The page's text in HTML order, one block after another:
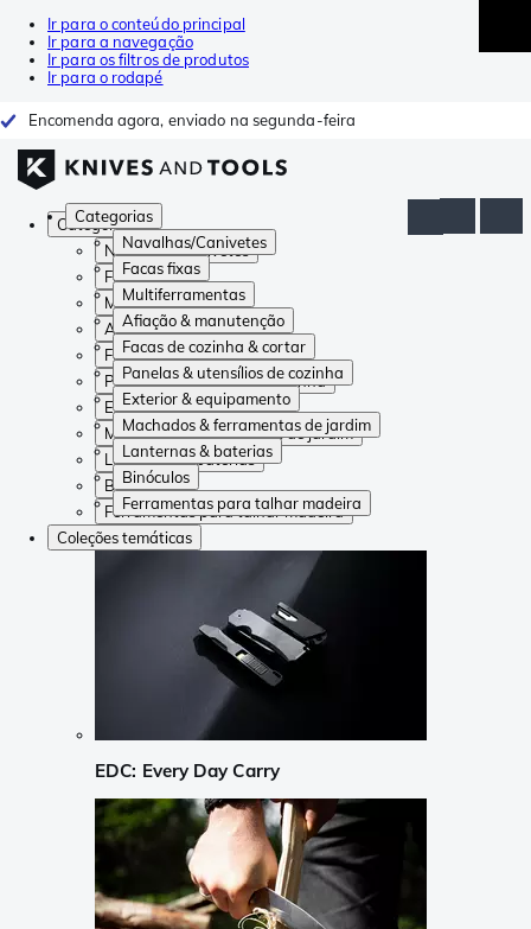
Ir para o conteúdo principal
Ir para a navegação
Ir para os filtros de produtos
Ir para o rodapé
Encomenda agora, enviado na segunda-feira
Categorias
Navalhas/Canivetes
Facas fixas
Multiferramentas
Afiação & manutenção
Facas de cozinha & cortar
Panelas & utensílios de cozinha
Exterior & equipamento
Machados & ferramentas de jardim
Lanternas & baterias
Binóculos
Ferramentas para talhar madeira
Categorias
Navalhas/Canivetes
Facas fixas
Multiferramentas
Afiação & manutenção
Facas de cozinha & cortar
Panelas & utensílios de cozinha
Exterior & equipamento
Machados & ferramentas de jardim
Lanternas & baterias
Binóculos
Ferramentas para talhar madeira
Coleções temáticas
EDC: Every Day Carry